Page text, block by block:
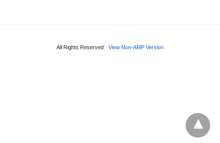
All Rights Reserved View Non-AMP Version